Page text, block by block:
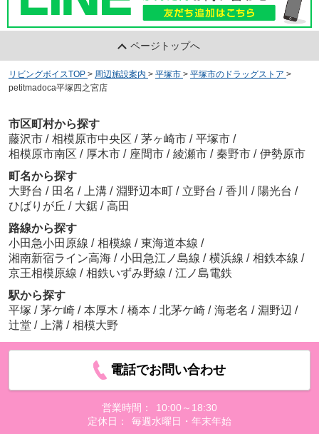
ページトップへ
リビングボイスTOP > 周辺施設案内 > 平塚市 > 平塚市のドラッグストア >
petitmadoca平塚四之宮店
市区町村から探す
藤沢市 / 相模原市中央区 / 茅ヶ崎市 / 平塚市 /
相模原市南区 / 厚木市 / 座間市 / 綾瀬市 / 秦野市 / 伊勢原市
町名から探す
大野台 / 田名 / 上溝 / 淵野辺本町 / 立野台 / 香川 / 陽光台 /
ひばりが丘 / 大鋸 / 高田
路線から探す
小田急小田原線 / 相模線 / 東海道本線 /
湘南新宿ライン高海 / 小田急江ノ島線 / 横浜線 / 相鉄本線 /
京王相模原線 / 相鉄いずみ野線 / 江ノ島電鉄
駅から探す
平塚 / 茅ケ崎 / 本厚木 / 橋本 / 北茅ケ崎 / 海老名 / 淵野辺 /
辻堂 / 上溝 / 相模大野
電話でお問い合わせ
営業時間：
10:00～18:30
定休日：
毎週水曜日・年末年始